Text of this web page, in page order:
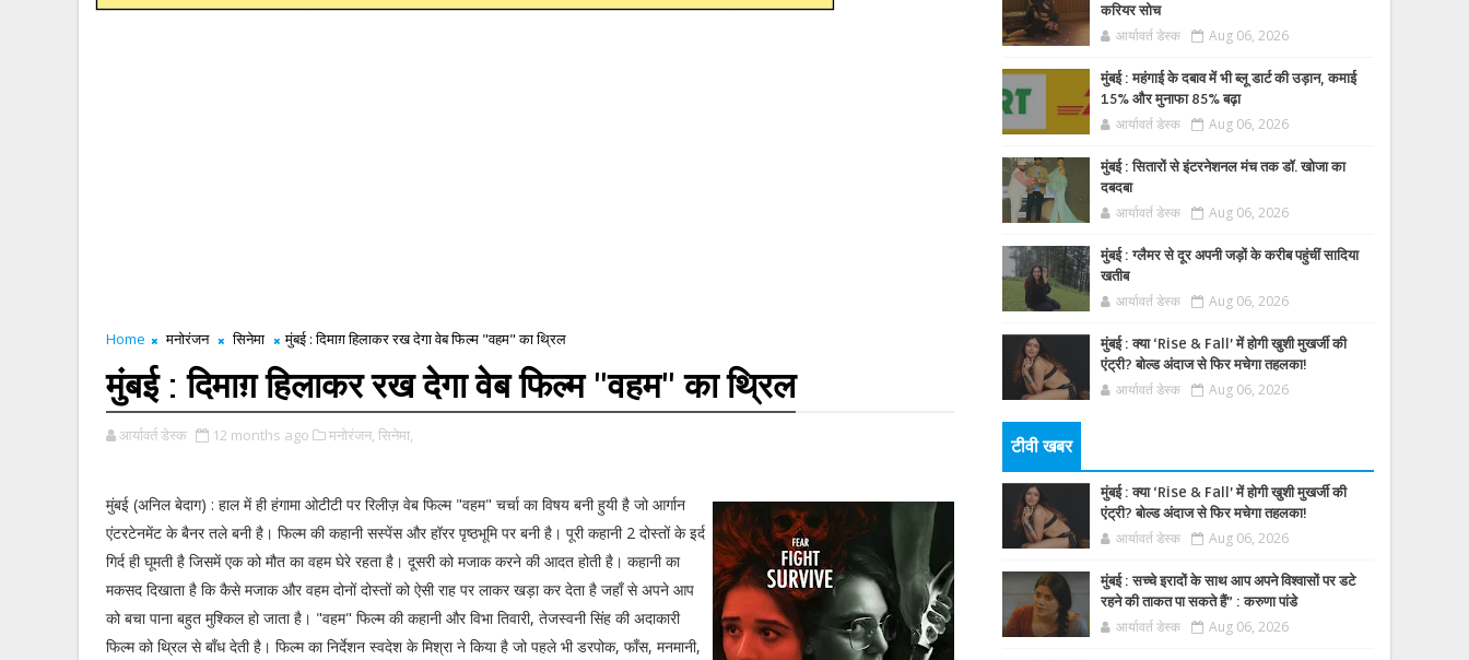
Home मनोरंजन सिनेमा मुंबई : दिमाग़ हिलाकर रख देगा वेब फिल्म "वहम" का थ्रिल
मुंबई : दिमाग़ हिलाकर रख देगा वेब फिल्म "वहम" का थ्रिल
आर्यावर्त डेस्क 12 months ago मनोरंजन, सिनेमा,
मुंबई (अनिल बेदाग) : हाल में ही हंगामा ओटीटी पर रिलीज़ वेब फिल्म "वहम" चर्चा का विषय बनी हुयी है जो आर्गान
एंटरटेनमेंट के बैनर तले बनी है। फिल्म की कहानी सस्पेंस और हॉरर पृष्ठभूमि पर बनी है। पूरी कहानी 2 दोस्तों के इर्द
गिर्द ही घूमती है जिसमें एक को मौत का वहम घेरे रहता है। दूसरी को मजाक करने की आदत होती है। कहानी का
मकसद दिखाता है कि कैसे मजाक और वहम दोनों दोस्तों को ऐसी राह पर लाकर खड़ा कर देता है जहाँ से अपने आप
को बचा पाना बहुत मुश्किल हो जाता है। "वहम" फिल्म की कहानी और विभा तिवारी, तेजस्वनी सिंह की अदाकारी
फिल्म को थ्रिल से बाँध देती है। फिल्म का निर्देशन स्वदेश के मिश्रा ने किया है जो पहले भी डरपोक, फाँस, मनमानी,
करियर सोच
आर्यावर्त डेस्क Aug 06, 2026
मुंबई : महंगाई के दबाव में भी ब्लू डार्ट की उड़ान, कमाई
15% और मुनाफा 85% बढ़ा
आर्यावर्त डेस्क Aug 06, 2026
मुंबई : सितारों से इंटरनेशनल मंच तक डॉ. खोजा का
दबदबा
आर्यावर्त डेस्क Aug 06, 2026
मुंबई : ग्लैमर से दूर अपनी जड़ों के करीब पहुंचीं सादिया
खतीब
आर्यावर्त डेस्क Aug 06, 2026
मुंबई : क्या ‘Rise & Fall’ में होगी खुशी मुखर्जी की
एंट्री? बोल्ड अंदाज से फिर मचेगा तहलका!
आर्यावर्त डेस्क Aug 06, 2026
टीवी खबर
मुंबई : क्या ‘Rise & Fall’ में होगी खुशी मुखर्जी की
एंट्री? बोल्ड अंदाज से फिर मचेगा तहलका!
आर्यावर्त डेस्क Aug 06, 2026
मुंबई : सच्चे इरादों के साथ आप अपने विश्वासों पर डटे
रहने की ताकत पा सकते हैं” : करुणा पांडे
आर्यावर्त डेस्क Aug 06, 2026